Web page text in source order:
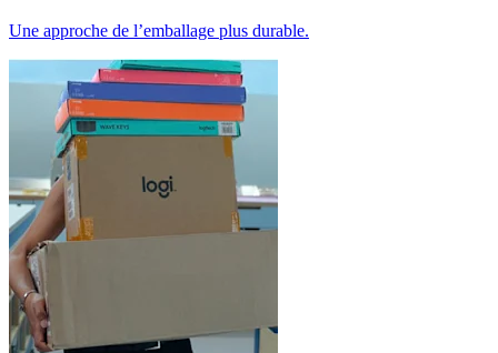
Une approche de l’emballage plus durable.